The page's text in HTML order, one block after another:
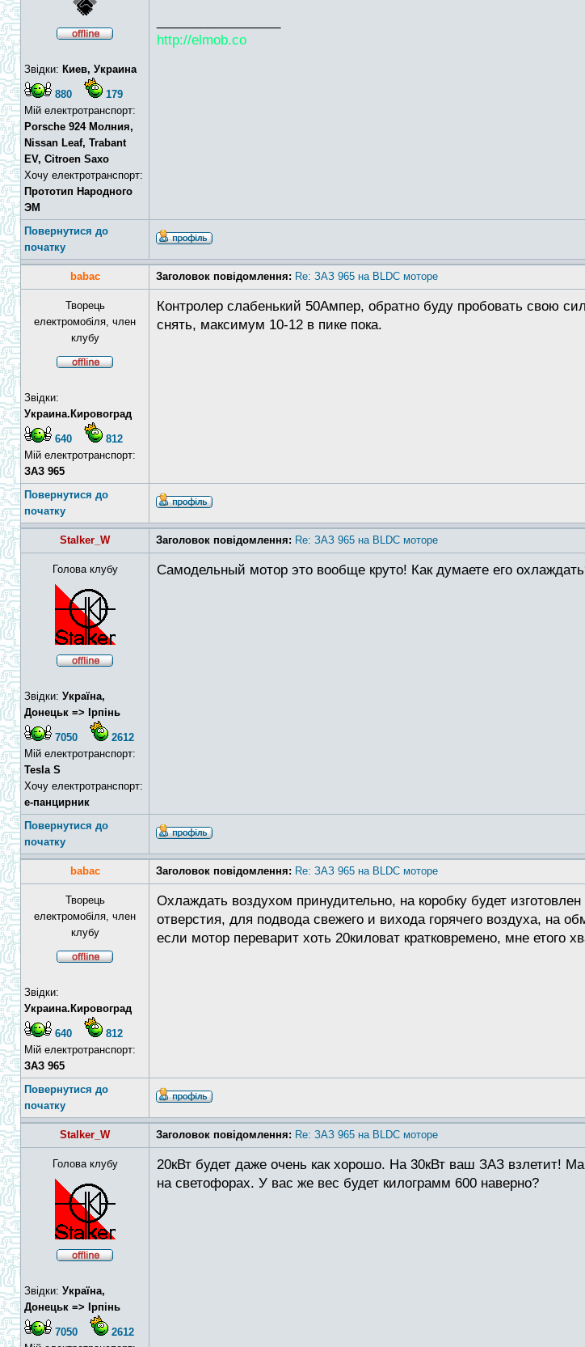
Звідки: Киев, Украина
880
179
Мій електротранспорт:
Porsche 924 Молния,
Nissan Leaf, Trabant
EV, Citroen Saxo
Хочу електротранспорт:
Прототип Народного
ЭМ
http://elmob.co
Повернутися до
початку
babac Заголовок повідомлення: Re: ЗАЗ 965 на BLDC моторе
Творець
електромобіля, член
клубу
Звідки:
Украина.Кировоград
640
812
Мій електротранспорт:
ЗАЗ 965
Контролер слабенький 50Ампер, обратно буду пробовать свою
снять, максимум 10-12 в пике пока.
Повернутися до
початку
Stalker_W Заголовок повідомлення: Re: ЗАЗ 965 на BLDC моторе
Голова клубу
Звідки: Україна,
Донецьк => Ірпінь
7050
2612
Мій електротранспорт:
Tesla S
Хочу електротранспорт:
е-панцирник
Самодельный мотор это вообще круто! Как думаете его
Повернутися до
початку
babac Заголовок повідомлення: Re: ЗАЗ 965 на BLDC моторе
Творець
електромобіля, член
клубу
Звідки:
Украина.Кировоград
640
812
Мій електротранспорт:
ЗАЗ 965
Охлаждать воздухом принудительно, на коробку будет
отверстия, для подвода свежего и вихода горячего воздуха, на
если мотор переварит хоть 20киловат кратковремено, мне етого
Повернутися до
початку
Stalker_W Заголовок повідомлення: Re: ЗАЗ 965 на BLDC моторе
Голова клубу
Звідки: Україна,
Донецьк => Ірпінь
7050
2612
20кВт будет даже очень как хорошо. На 30кВт ваш ЗАЗ взлетит!
на светофорах. У вас же вес будет килограмм 600 наверно?